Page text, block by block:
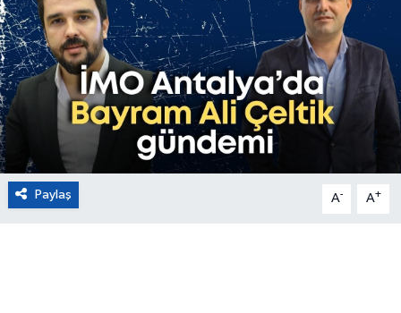
Paylaş A- A+
Turizm
Çevre
Kültür ve Sanat
Sivil Toplum